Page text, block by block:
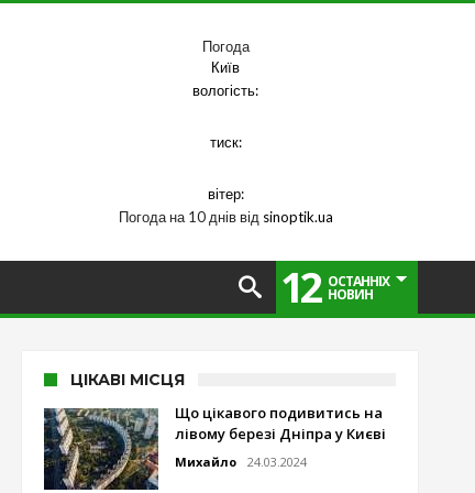
Погода
Київ
вологість:
тиск:
вітер:
Погода на 10 днів від sinoptik.ua
12 ОСТАННІХ
НОВИН
ЦІКАВІ МІСЦЯ
Що цікавого подивитись на
лівому березі Дніпра у Києві
Михайло 24.03.2024